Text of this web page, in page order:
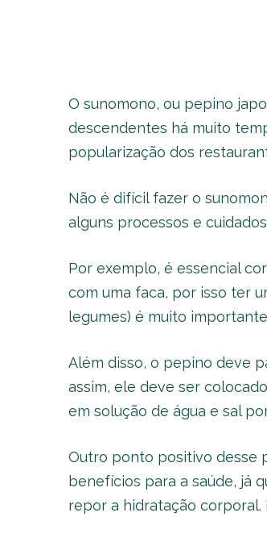
O sunomono, ou pepino
descendentes há muito
popularização dos
Não é difícil fazer o
alguns processos e
Por exemplo, é essencial
com uma faca, por isso ter
legumes) é muito
Além disso, o pepino deve
assim, ele deve ser
em solução de água e sal
Outro ponto positivo desse
benefícios para a saúde, já
repor a hidratação corporal.